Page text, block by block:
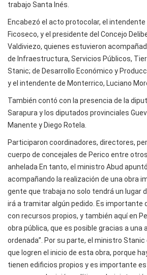
trabajo Santa Inés.
Encabezó el acto protocolar, el intendente
Ficoseco, y el presidente del Concejo
Valdiviezo, quienes estuvieron
de Infraestructura, Servicios Públicos,
Stanic; de Desarrollo Económico y
y el intendente de Monterrico, Luciano
También contó con la presencia de la
Sarapura y los diputados provinciales
Manente y Diego Rotela.
Participaron coordinadores, directores,
cuerpo de concejales de Perico entre
anhelada En tanto, el ministro Abud
acompañando la realización de una obra
gente que trabaja no solo tendrá un lugar
irá a tramitar algún pedido. Es importante
con recursos propios, y también aquí en
obra pública, que es posible gracias a una
ordenada”. Por su parte, el ministro
que logren el inicio de esta obra, porque
tienen edificios propios y es importante